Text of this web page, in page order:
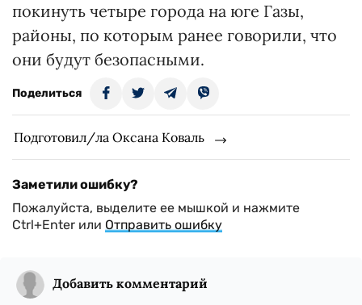
покинуть четыре города на юге Газы,
районы, по которым ранее говорили, что
они будут безопасными.
Поделиться
Подготовил/ла Оксана Коваль
Заметили ошибку?
Пожалуйста, выделите ее мышкой и нажмите
Ctrl+Enter или Отправить ошибку
Добавить комментарий